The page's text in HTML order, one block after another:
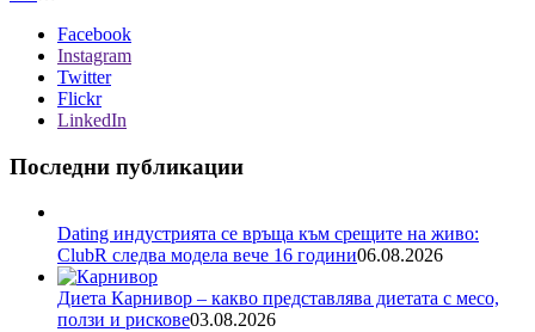
Facebook
Instagram
Twitter
Flickr
LinkedIn
Последни публикации
Dating индустрията се връща към срещите на живо:
ClubR следва модела вече 16 години06.08.2026
Диета Карнивор – какво представлява диетата с месо,
ползи и рискове03.08.2026